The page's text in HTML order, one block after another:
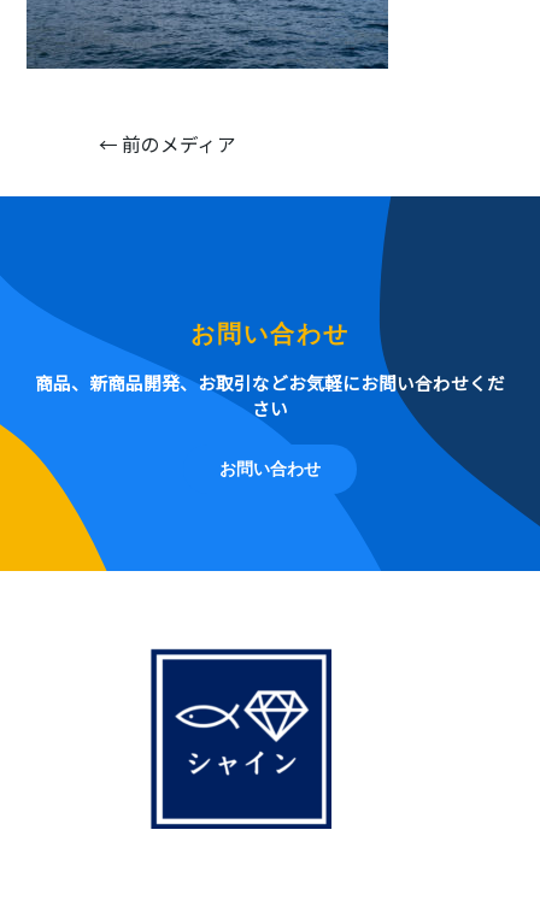
← 前のメディア
お問い合わせ
商品、新商品開発、お取引などお気軽にお問い合わせくだ
さい
お問い合わせ